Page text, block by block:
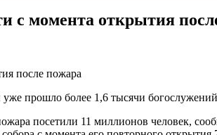
с момента открытия
прошло более 1,6 тысячи
посетили 11 миллионов человек,